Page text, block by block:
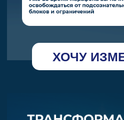
ХОЧУ